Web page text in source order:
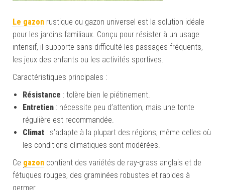
Le gazon rustique ou gazon universel est la solution idéale
pour les jardins familiaux. Conçu pour résister à un usage
intensif, il supporte sans difficulté les passages fréquents,
les jeux des enfants ou les activités sportives.
Caractéristiques principales :
Résistance : tolère bien le piétinement.
Entretien : nécessite peu d’attention, mais une tonte
régulière est recommandée.
Climat : s’adapte à la plupart des régions, même celles où
les conditions climatiques sont modérées.
Ce gazon contient des variétés de ray-grass anglais et de
fétuques rouges, des graminées robustes et rapides à
germer.